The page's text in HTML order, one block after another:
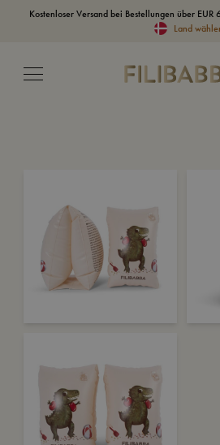
Kostenloser Versand bei Bestellungen über
Land